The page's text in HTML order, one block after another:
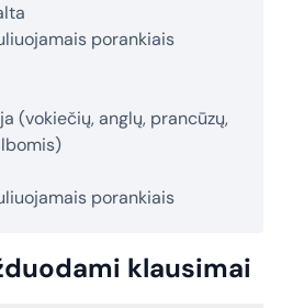
(vokiečių, anglų, prancūzų,
klausimai